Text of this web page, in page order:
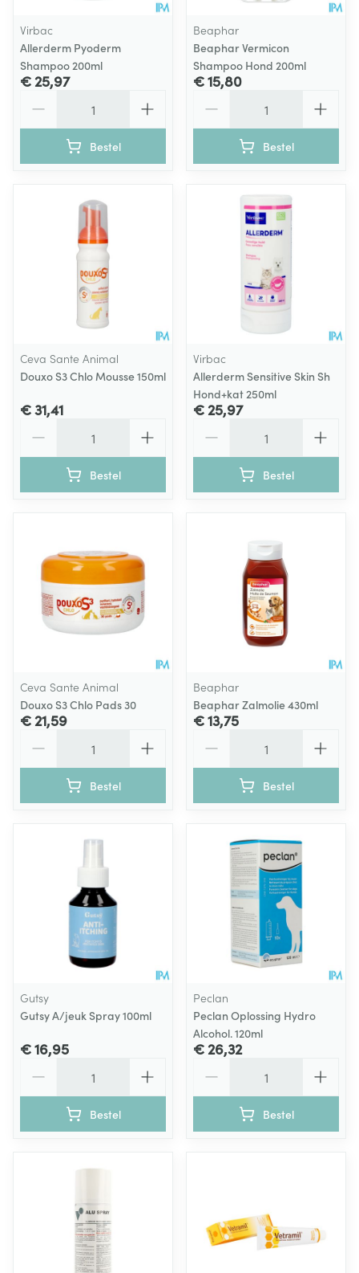
Virbac
Allerderm Pyoderm
Shampoo 200ml
€ 25,97
Bestel
Beaphar
Beaphar Vermicon
Shampoo Hond 200ml
€ 15,80
Bestel
Ceva Sante Animal
Douxo S3 Chlo Mousse 150ml
€ 31,41
Bestel
Virbac
Allerderm Sensitive Skin Sh
Hond+kat 250ml
€ 25,97
Bestel
Ceva Sante Animal
Douxo S3 Chlo Pads 30
€ 21,59
Bestel
Beaphar
Beaphar Zalmolie 430ml
€ 13,75
Bestel
Gutsy
Gutsy A/jeuk Spray 100ml
€ 16,95
Bestel
Peclan
Peclan Oplossing Hydro
Alcohol. 120ml
€ 26,32
Bestel